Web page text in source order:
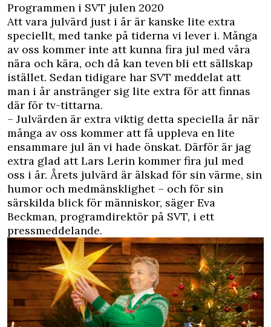
Programmen i SVT julen 2020
Att vara julvärd just i år är kanske lite extra
speciellt, med tanke på tiderna vi lever i. Många
av oss kommer inte att kunna fira jul med våra
nära och kära, och då kan teven bli ett sällskap
istället. Sedan tidigare har SVT meddelat att
man i år anstränger sig lite extra för att finnas
där för tv-tittarna.
– Julvärden är extra viktig detta speciella år när
många av oss kommer att få uppleva en lite
ensammare jul än vi hade önskat. Därför är jag
extra glad att Lars Lerin kommer fira jul med
oss i år. Årets julvärd är älskad för sin värme, sin
humor och medmänsklighet – och för sin
särskilda blick för människor, säger Eva
Beckman, programdirektör på SVT, i ett
pressmeddelande.